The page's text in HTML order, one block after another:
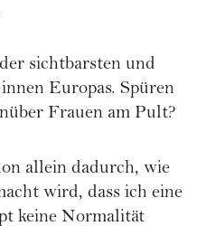
sichtbarsten und
Europas. Spüren
Frauen am Pult?
allein dadurch, wie
wird, dass ich eine
keine Normalität